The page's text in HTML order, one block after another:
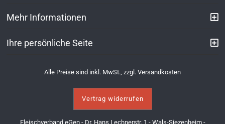
Mehr Informationen
Ihre persönliche Seite
Alle Preise sind inkl. MwSt., zzgl. Versandkosten
Vertrag widerrufen
Fleischverband eGen - Dr. Hans Lechnerstr. 1 - Wals-Siezenheim -